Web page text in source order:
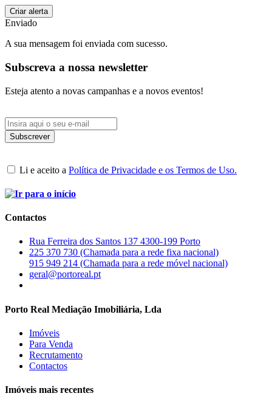
Enviado
A sua mensagem foi enviada com sucesso.
Subscreva a nossa newsletter
Esteja atento a novas campanhas e a novos eventos!
Li e aceito a Política de Privacidade e os Termos de Uso.
Contactos
Rua Ferreira dos Santos 137 4300-199 Porto
225 370 730 (Chamada para a rede fixa nacional)
915 949 214 (Chamada para a rede móvel nacional)
geral@portoreal.pt
Porto Real Mediação Imobiliária, Lda
Imóveis
Para Venda
Recrutamento
Contactos
Imóveis mais recentes